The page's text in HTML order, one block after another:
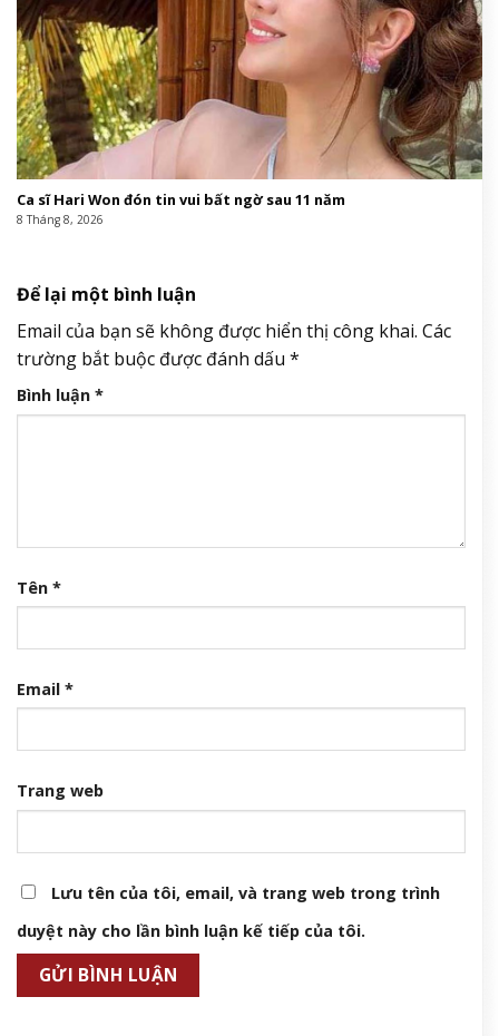
Ca sĩ Hari Won đón tin vui bất ngờ sau 11 năm
8 Tháng 8, 2026
Để lại một bình luận
Email của bạn sẽ không được hiển thị công khai. Các
trường bắt buộc được đánh dấu *
Bình luận *
Tên *
Email *
Trang web
Lưu tên của tôi, email, và trang web trong trình
duyệt này cho lần bình luận kế tiếp của tôi.